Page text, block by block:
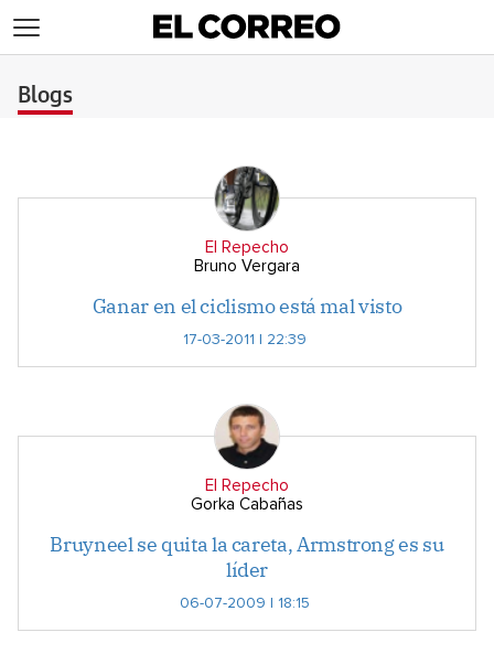
Blogs
El Repecho
Bruno Vergara
Ganar en el ciclismo está mal visto
17-03-2011 | 22:39
El Repecho
Gorka Cabañas
Bruyneel se quita la careta, Armstrong es su
líder
06-07-2009 | 18:15